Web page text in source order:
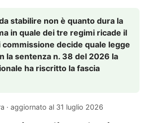
stabilire non è quanto dura la
in quale dei tre regimi ricade il
commissione decide quale legge
la sentenza n. 38 del 2026 la
ha riscritto la fascia
· aggiornato al 31 luglio 2026